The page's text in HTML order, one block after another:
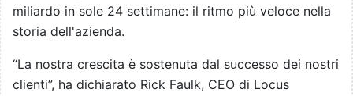
miliardo in sole 24 settimane: il ritmo più veloce nella
storia dell'azienda.
“La nostra crescita è sostenuta dal successo dei nostri
clienti”, ha dichiarato Rick Faulk, CEO di Locus